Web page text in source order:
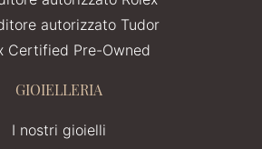
autorizzato Tudor
Certified Pre-Owned
GIOIELLERIA
I nostri gioielli